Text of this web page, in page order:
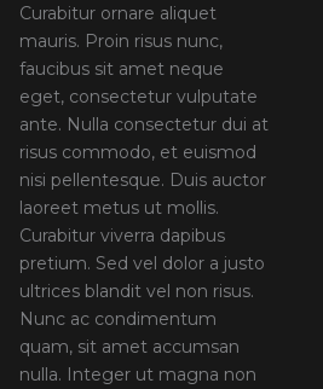
Curabitur ornare aliquet
mauris. Proin risus nunc,
faucibus sit amet neque
eget, consectetur vulputate
ante. Nulla consectetur dui at
risus commodo, et euismod
nisi pellentesque. Duis auctor
laoreet metus ut mollis.
Curabitur viverra dapibus
pretium. Sed vel dolor a justo
ultrices blandit vel non risus.
Nunc ac condimentum
quam, sit amet accumsan
nulla. Integer ut magna non